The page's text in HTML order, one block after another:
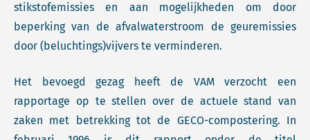
stikstofemissies en aan mogelijkheden om door
beperking van de afvalwaterstroom de geuremissies
door (beluchtings)vijvers te verminderen.
Het bevoegd gezag heeft de VAM verzocht een
rapportage op te stellen over de actuele stand van
zaken met betrekking tot de GECO-compostering. In